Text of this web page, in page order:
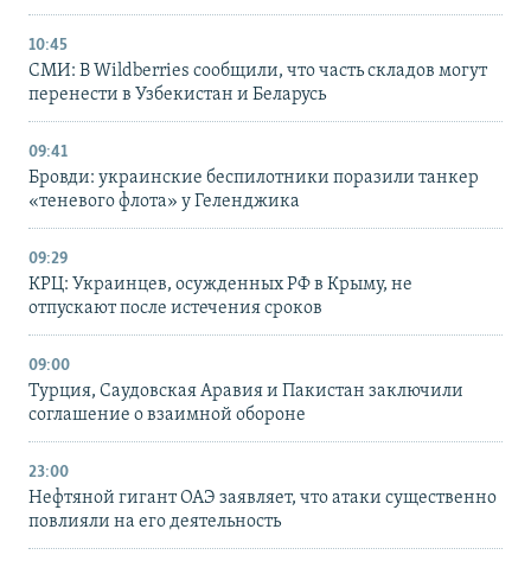
10:45
СМИ: В Wildberries сообщили, что часть складов могут
перенести в Узбекистан и Беларусь
09:41
Бровди: украинские беспилотники поразили танкер
«теневого флота» у Геленджика
09:29
КРЦ: Украинцев, осужденных РФ в Крыму, не
отпускают после истечения сроков
09:00
Турция, Саудовская Аравия и Пакистан заключили
соглашение о взаимной обороне
23:00
Нефтяной гигант ОАЭ заявляет, что атаки существенно
повлияли на его деятельность